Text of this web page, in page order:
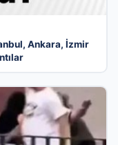
Ankara, İzmir